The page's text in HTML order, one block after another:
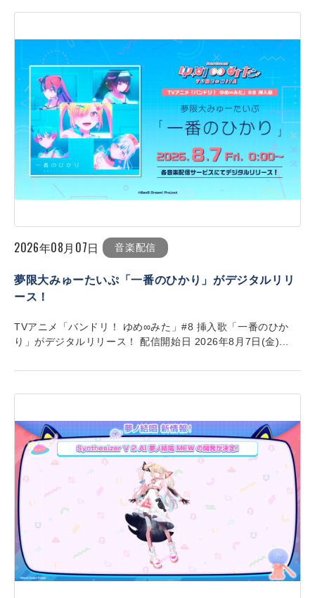
2026年08月07日 音楽配信
夢限大みゅーたいぷ「一番のひかり」がデジタルリリ
ース！
TVアニメ「バンドリ！ ゆめ∞みた」#8 挿入歌「一番のひか
り」がデジタルリリース！ 配信開始日 2026年8月7日(金)...